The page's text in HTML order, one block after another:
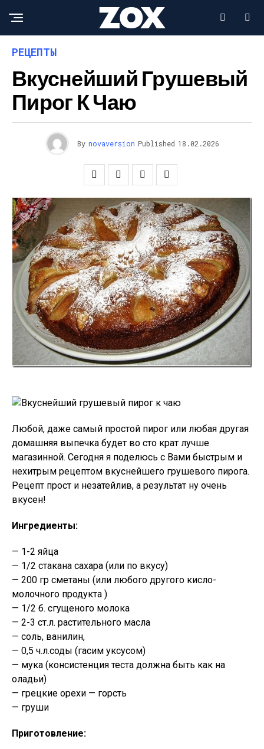
РЕЦЕПТЫ
Вкуснейший Грушевый
Пирог К Чаю
By novaversion Published 18.02.2026
Любой, даже самый простой пирог или любая другая
домашняя выпечка будет во сто крат лучше
магазинной. Сегодня я поделюсь с Вами быстрым и
нехитрым рецептом вкуснейшего грушевого пирога.
Рецепт прост и незатейлив, а результат ну очень
вкусен!
Ингредиенты:
— 1-2 яйца
— 1/2 стакана сахара (или по вкусу)
— 200 гр сметаны (или любого другого кисло-
молочного продукта )
— 1/2 б. сгущеного молока
— 2-3 ст.л. растительного масла
— соль, ванилин,
— 0,5 ч.л.соды (гасим уксусом)
— мука (консистенция теста должна быть как на
оладьи)
— грецкие орехи — горсть
— груши
Приготовление: